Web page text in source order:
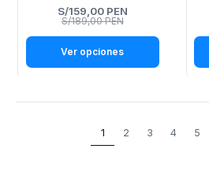
S/159,00 PEN
S/189,00 PEN
Ver opciones
1 2 3 4 5